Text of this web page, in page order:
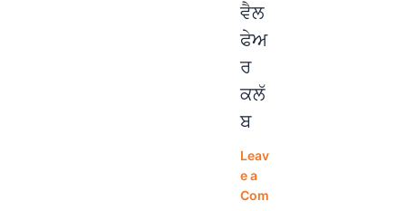
ਵੈਲ
ਫੇਅ
ਰ
ਕਲੱ
ਬ
Leav
e a
Com